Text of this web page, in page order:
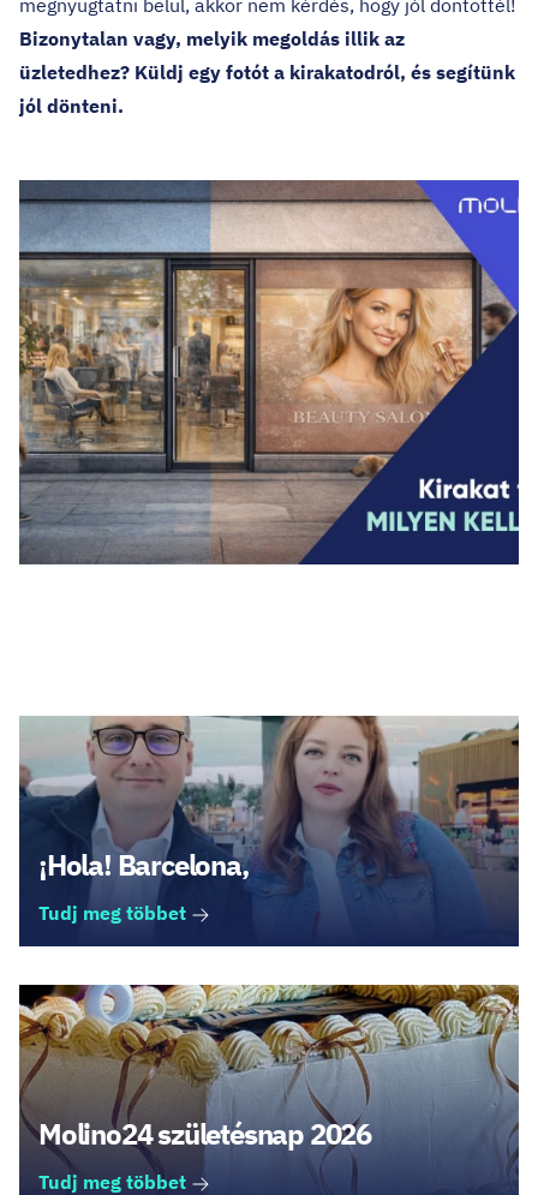
megnyugtatni belül, akkor nem kérdés, hogy jól döntöttél!
Bizonytalan vagy, melyik megoldás illik az
üzletedhez? Küldj egy fotót a kirakatodról, és segítünk
jól dönteni.
¡Hola! Barcelona,
Tudj meg többet
Molino24 születésnap 2026
Tudj meg többet